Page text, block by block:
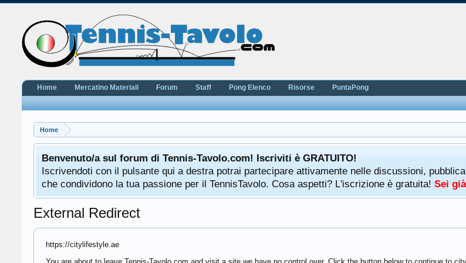
Home
Benvenuto/a sul forum di Tennis-Tavolo.com! Iscriviti è GRATUITO!
Iscrivendoti con il pulsante qui a destra potrai partecipare attivamente nelle discussioni,
che condividono la tua passione per il TennisTavolo. Cosa aspetti? L'iscrizione è gratuita! Sei
External Redirect
https://citylifestyle.ae
Home Mercatino Materiali Forum Staff Pong Elenco Risorse PuntaPong